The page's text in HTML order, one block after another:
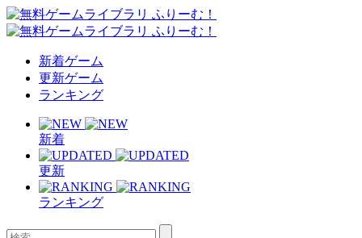
新着ゲーム
更新ゲーム
ランキング
新着
更新
ランキング